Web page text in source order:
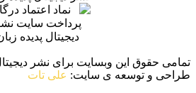
تمامی حقوق این وبسایت برای نشر
طراحی و توسعه ی سایت: علی تات